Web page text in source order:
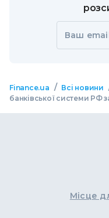
Ваш
Finance.ua / Всі новини
банківської системи РФ
Місце